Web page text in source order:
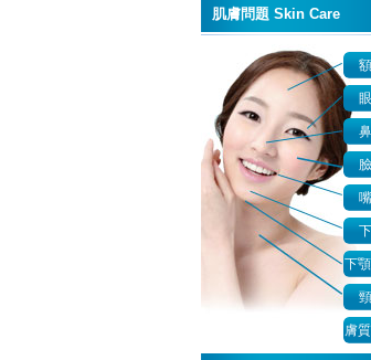
肌膚問題 Skin Care
下
膚